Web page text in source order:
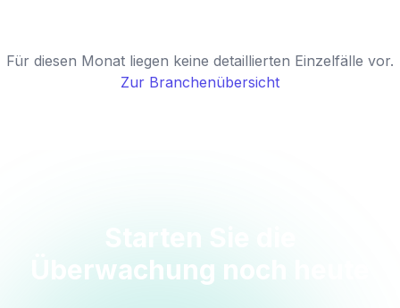
Für diesen Monat liegen keine detaillierten Einzelfälle vor.
Zur Branchenübersicht
Überwachung noch heute